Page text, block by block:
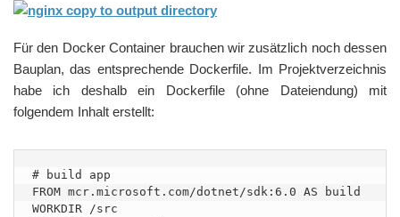
Für den Docker Container brauchen wir zusätzlich noch dessen
Bauplan, das entsprechende Dockerfile. Im Projektverzeichnis
habe ich deshalb ein Dockerfile (ohne Dateiendung) mit
folgendem Inhalt erstellt:
# build app
FROM mcr.microsoft.com/dotnet/sdk:6.0 AS build
WORKDIR /src